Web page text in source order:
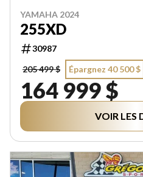
YAMAHA 2024
255XD
30987
205 499 $
Épargnez 40 500 $
164 999 $
VOIR LES